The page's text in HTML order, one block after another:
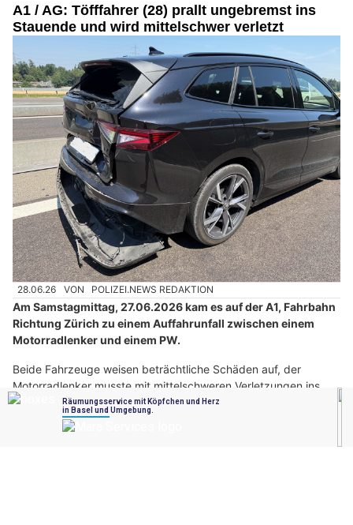
A1 / AG: Töfffahrer (28) prallt ungebremst ins
Stauende und wird mittelschwer verletzt
28.06.26 VON POLIZEI.NEWS REDAKTION
Am Samstagmittag, 27.06.2026 kam es auf der A1, Fahrbahn
Richtung Zürich zu einem Auffahrunfall zwischen einem
Motorradlenker und einem PW.
Beide Fahrzeuge weisen beträchtliche Schäden auf, der
Motorradlenker musste mit mittelschweren Verletzungen ins
Spital überführt werden.
Weiterlesen